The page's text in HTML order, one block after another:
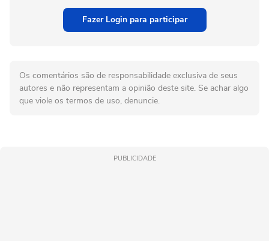
Fazer Login para participar
Os comentários são de responsabilidade exclusiva de seus
autores e não representam a opinião deste site. Se achar algo
que viole os termos de uso, denuncie.
PUBLICIDADE